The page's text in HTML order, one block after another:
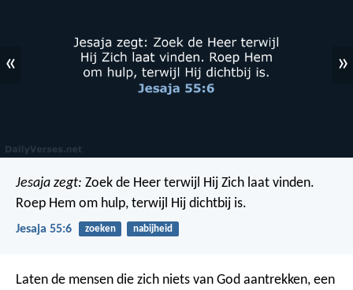
« »
Jesaja zegt: Zoek de Heer terwijl Hij Zich laat vinden.
Roep Hem om hulp, terwijl Hij dichtbij is.
Jesaja 55:6 zoeken nabijheid
Laten de mensen die zich niets van God aantrekken, een